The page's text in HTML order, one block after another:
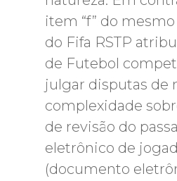
item “f” do
do Fifa RSTP
de Futebol
julgar disputas de
complexidade
de revisão do
eletrônico de
(documento